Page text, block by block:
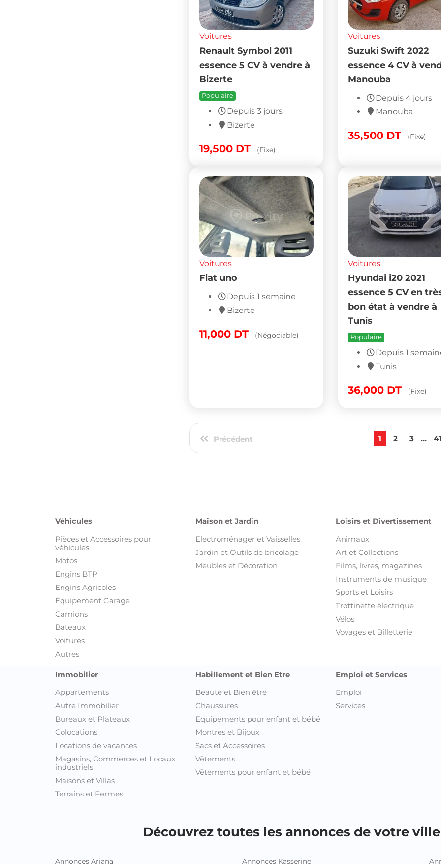
Voitures
Renault Symbol 2011
essence 5 CV à vendre à
Bizerte
Populaire
Depuis 3 jours
Bizerte
19,500 DT (Fixe)
Voitures
Suzuki Swift 2022
essence 4 CV à
Manouba
Depuis 4 jours
Manouba
35,500 DT (Fixe)
Voitures
Fiat uno
Depuis 1 semaine
Bizerte
11,000 DT (Négociable)
Voitures
Hyundai i20 2021
essence 5 CV en
bon état à vendre à
Tunis
Populaire
Depuis 1
Tunis
36,000 DT (Fixe)
Précédent 1 2 3 ...
Véhicules
Pièces et Accessoires pour
véhicules
Motos
Engins BTP
Engins Agricoles
Équipement Garage
Camions
Bateaux
Voitures
Autres
Maison et Jardin
Electroménager et Vaisselles
Jardin et Outils de bricolage
Meubles et Décoration
Loisirs et Divertissement
Animaux
Art et Collections
Films, livres, magazines
Instruments de musique
Sports et Loisirs
Trottinette électrique
Vélos
Voyages et Billetterie
Immobilier
Appartements
Autre Immobilier
Bureaux et Plateaux
Colocations
Locations de vacances
Magasins, Commerces et Locaux
industriels
Maisons et Villas
Terrains et Fermes
Habillement et Bien Etre
Beauté et Bien être
Chaussures
Equipements pour enfant et bébé
Montres et Bijoux
Sacs et Accessoires
Vêtements
Vêtements pour enfant et bébé
Emploi et Services
Emploi
Services
Découvrez toutes les annonces de votre
Annonces Ariana Annonces Kasserine